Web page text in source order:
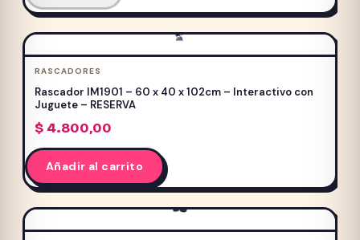
RASCADORES
Rascador IM1901 – 60 x 40 x 102cm – Interactivo con
Juguete – RESERVA
$4.800,00
Añadir al carrito